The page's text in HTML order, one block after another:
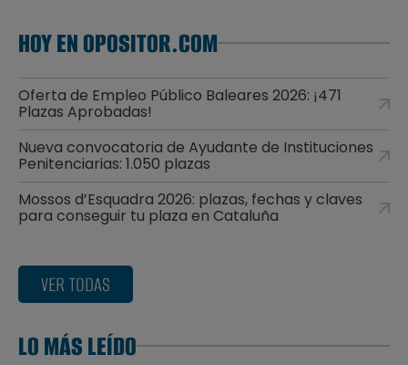
HOY EN OPOSITOR.COM
Oferta de Empleo Público Baleares 2026: ¡471
Plazas Aprobadas!
Nueva convocatoria de Ayudante de Instituciones
Penitenciarias: 1.050 plazas
Mossos d’Esquadra 2026: plazas, fechas y claves
para conseguir tu plaza en Cataluña
VER TODAS
LO MÁS LEÍDO